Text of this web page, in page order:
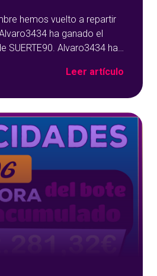
hemos vuelto a repartir
ha ganado el
SUERTE90. Alvaro3434 ha
euros del acumulado
este mes
Leer artículo